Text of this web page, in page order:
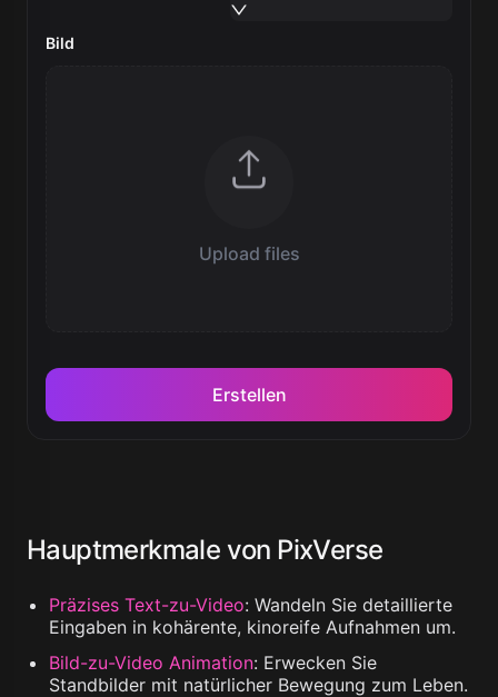
Bild
Upload files
Erstellen
Hauptmerkmale von PixVerse
Präzises Text-zu-Video: Wandeln Sie detaillierte
Eingaben in kohärente, kinoreife Aufnahmen um.
Bild-zu-Video Animation: Erwecken Sie
Standbilder mit natürlicher Bewegung zum Leben.